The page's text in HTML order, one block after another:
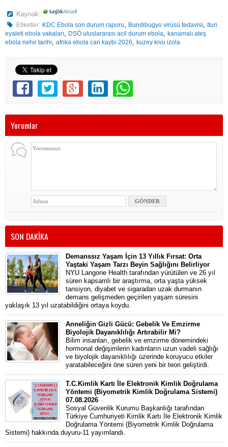
Kaynak:
Etiketler: KDC Ebola son durum raporu, Bundibugyo virüsü tedavisi, Ituri
eyaleti ebola vakaları, DSÖ uluslararası acil durum ebola, kanamalı ateş
ebola nehir tarihi, afrika ebola can kaybı 2026, kuzey kivu izola
Yorumlar
SON DAKİKA
Demanssız Yaşam İçin 13 Yıllık Fırsat: Orta
Yaştaki Yaşam Tarzı Beyin Sağlığını Belirliyor
NYU Langone Health tarafından yürütülen ve 26 yıl
süren kapsamlı bir araştırma, orta yaşta yüksek
tansiyon, diyabet ve sigaradan uzak durmanın
demans gelişmeden geçirilen yaşam süresini
yaklaşık 13 yıl uzatabildiğini ortaya koydu.
Anneliğin Gizli Gücü: Gebelik Ve Emzirme
Biyolojik Dayanıklılığı Artırabilir Mi?
Bilim insanları, gebelik ve emzirme dönemindeki
hormonal değişimlerin kadınların uzun vadeli sağlığı
ve biyolojik dayanıklılığı üzerinde koruyucu etkiler
yaratabileceğini öne süren yeni bir teori geliştirdi.
T.C.Kimlik Kartı İle Elektronik Kimlik Doğrulama
Yöntemi (Biyometrik Kimlik Doğrulama Sistemi)
07.08.2026
Sosyal Güvenlik Kurumu Başkanlığı tarafından
Türkiye Cumhuriyeti Kimlik Kartı İle Elektronik Kimlik
Doğrulama Yöntemi (Biyometrik Kimlik Doğrulama
Sistemi) hakkında duyuru-11 yayımlandı.